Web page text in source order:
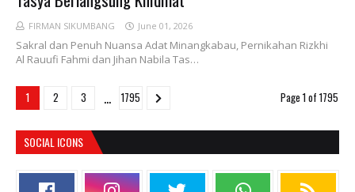
FIRMAN SIKUMBANG June 01, 2026
Sakral dan Penuh Nuansa Adat Minangkabau, Pernikahan Rizkhi
Al Rauufi Fahmi dan Jihan Nabila Tas…
Page 1 of 1795
1 2 3 ... 1795
SOCIAL ICONS